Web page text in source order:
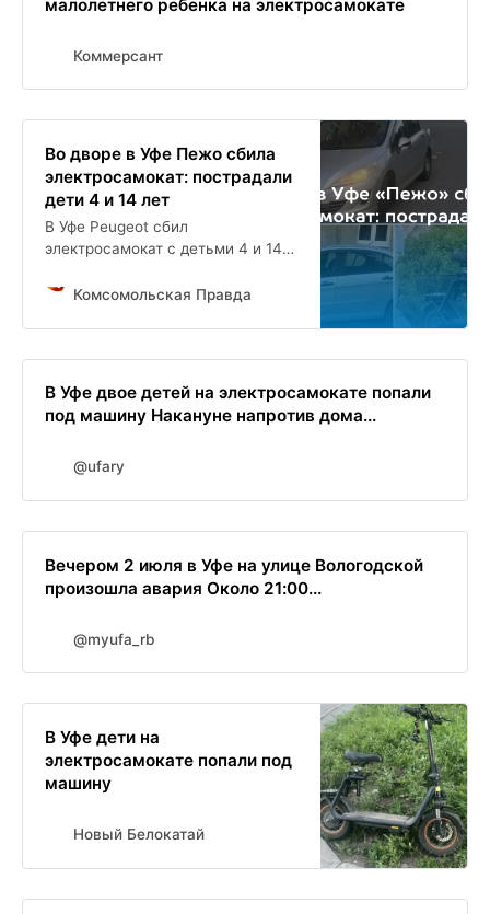
малолетнего ребенка на электросамокате
Коммерсант
Во дворе в Уфе Пежо сбила
электросамокат: пострадали
дети 4 и 14 лет
В Уфе Peugeot сбил
электросамокат с детьми 4 и 14
Комсомольская Правда
В Уфе двое детей на электросамокате попали
под машину Накануне напротив дома...
@ufary
Вечером 2 июля в Уфе на улице Вологодской
произошла авария Около 21:00...
@myufa_rb
В Уфе дети на
электросамокате попали под
машину
Новый Белокатай